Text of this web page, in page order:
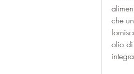
che
olio di